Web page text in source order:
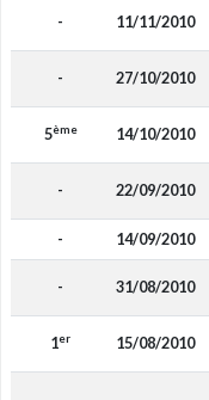
- 11/11/2010
- 27/10/2010
5ème 14/10/2010
- 22/09/2010
- 14/09/2010
- 31/08/2010
1er 15/08/2010